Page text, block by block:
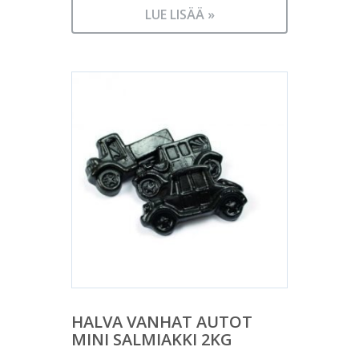
LUE LISÄÄ »
HALVA VANHAT AUTOT
MINI SALMIAKKI 2KG